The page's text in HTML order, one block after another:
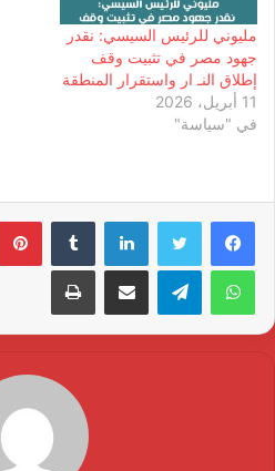
مليوني للرئيس السيسي: نقدر
جهود مصر في تثبيت وقف
إطلاق النـ ار واستقرار المنطقة
11 أبريل، 2026
في "سياسة"
لينكدإن
واتساب تيلقرام مشاركة عبر البريد طباعة